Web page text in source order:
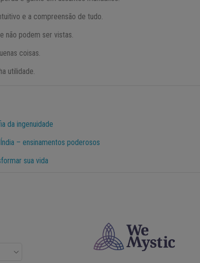
e a compreensão de tudo.
não podem ser vistas.
coisas.
utilidade.
da ingenuidade
– ensinamentos poderosos
sua vida